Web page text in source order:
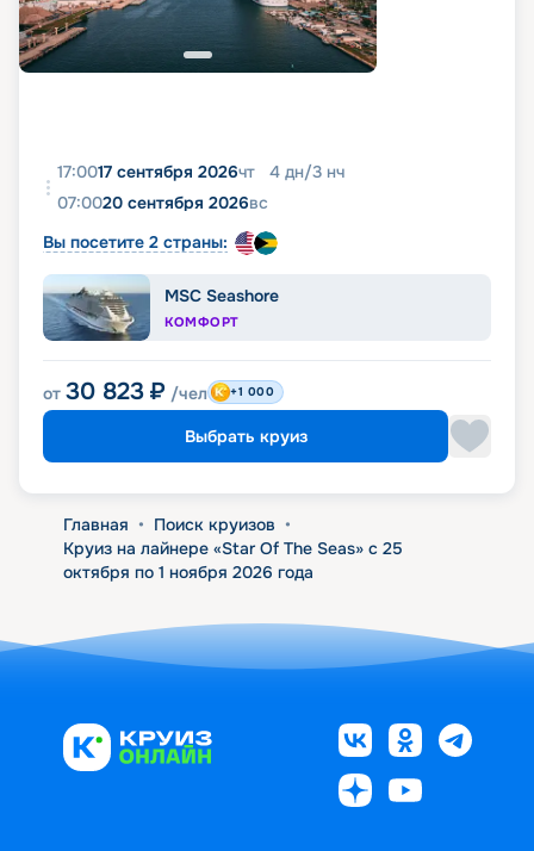
17:0017 сентября 2026чт 4 дн/3 нч
07:0020 сентября 2026вс
Вы посетите 2 страны:
MSC Seashore
КОМФОРТ
от 30 823 ₽ /чел +1 000
Выбрать круиз
Главная • Поиск круизов •
Круиз на лайнере «Star Of The Seas» с 25
октября по 1 ноября 2026 года